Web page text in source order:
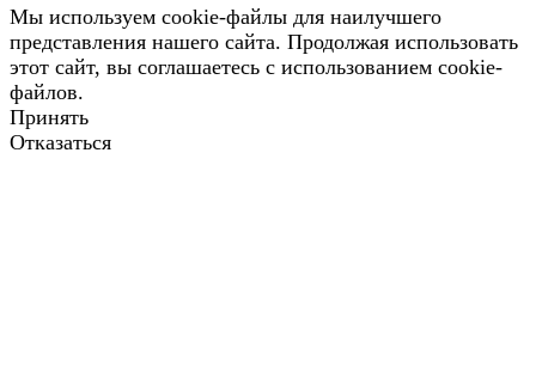
Мы используем cookie-файлы для наилучшего
представления нашего сайта. Продолжая использовать
этот сайт, вы соглашаетесь с использованием cookie-
файлов.
Принять
Отказаться